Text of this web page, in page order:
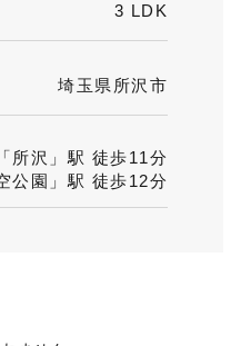
3 LDK
埼玉県所沢市
所沢」駅 徒歩11分
公園」駅 徒歩12分